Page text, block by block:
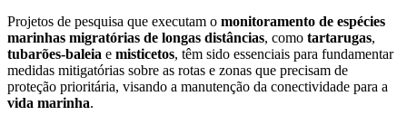
Projetos de pesquisa que executam o monitoramento de espécies
marinhas migratórias de longas distâncias, como tartarugas,
tubarões-baleia e misticetos, têm sido essenciais para fundamentar
medidas mitigatórias sobre as rotas e zonas que precisam de
proteção prioritária, visando a manutenção da conectividade para a
vida marinha.